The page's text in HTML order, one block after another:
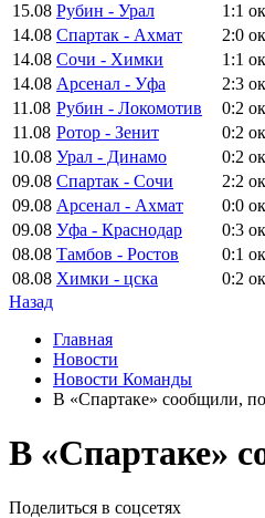
15.08 Рубин - Урал 1:1
14.08 Спартак - Ахмат 2:0
14.08 Сочи - Химки 1:1
14.08 Арсенал - Уфа 2:3
11.08 Рубин - Локомотив 0:2
11.08 Ротор - Зенит 0:2
10.08 Урал - Динамо 0:2
09.08 Спартак - Сочи 2:2
09.08 Арсенал - Ахмат 0:0
09.08 Уфа - Краснодар 0:3
08.08 Тамбов - Ростов 0:1
08.08 Химки - цска 0:2
Назад
Главная
Новости
Новости Команды
В «Спартаке» сообщили,
В «Спартаке»
Поделиться в соцсетях